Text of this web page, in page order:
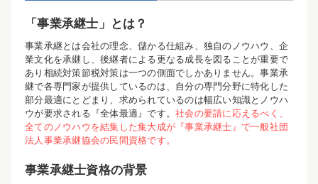
「事業承継士」とは？
事業承継とは会社の理念、儲かる仕組み、独自のノウハウ、企
業文化を承継し、後継者による更なる成長を図ることが重要で
あり相続対策節税対策は一つの側面でしかありません。事業承
継で各専門家が提供しているのは、自分の専門分野に特化した
部分最適にとどまり、求められているのは幅広い知識とノウハ
ウが要求される『全体最適』です。社会の要請に応えるべく、
全てのノウハウを結集した集大成が『事業承継士』で一般社団
法人事業承継協会の民間資格です。
事業承継士資格の背景